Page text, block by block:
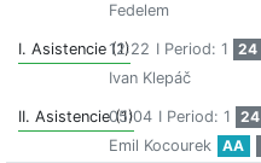
Fedelem
I. Asistencie (1)12:22 I Period: 1 24
Ivan Klepáč
II. Asistencie (1)
05:04 I Period: 1 24
Emil Kocourek
AA